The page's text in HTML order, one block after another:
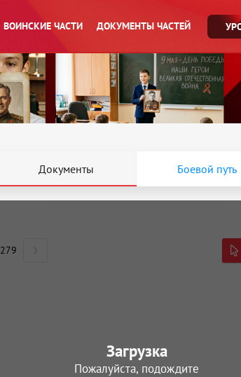
ВОИНСКИЕ ЧАСТИ ДОКУМЕНТЫ ЧАСТЕЙ
Документы Боевой путь
279
Загрузка
Пожалуйста, подождите